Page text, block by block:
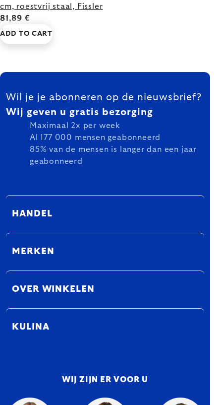
cm, roestvrij staal, Fissler
81,89 €
ADD TO CART
FOOTER
Wil je je abonneren op de nieuwsbrief?
Wij geven u gratis bezorging
Maximaal 2x per week
Al 177 000 mensen geabonneerd
85% van de mensen is langer dan een jaar
geabonneerd
HANDEL
MERKEN
OVER WINKELEN
KULINA
WIJ ZIJN ER VOOR U